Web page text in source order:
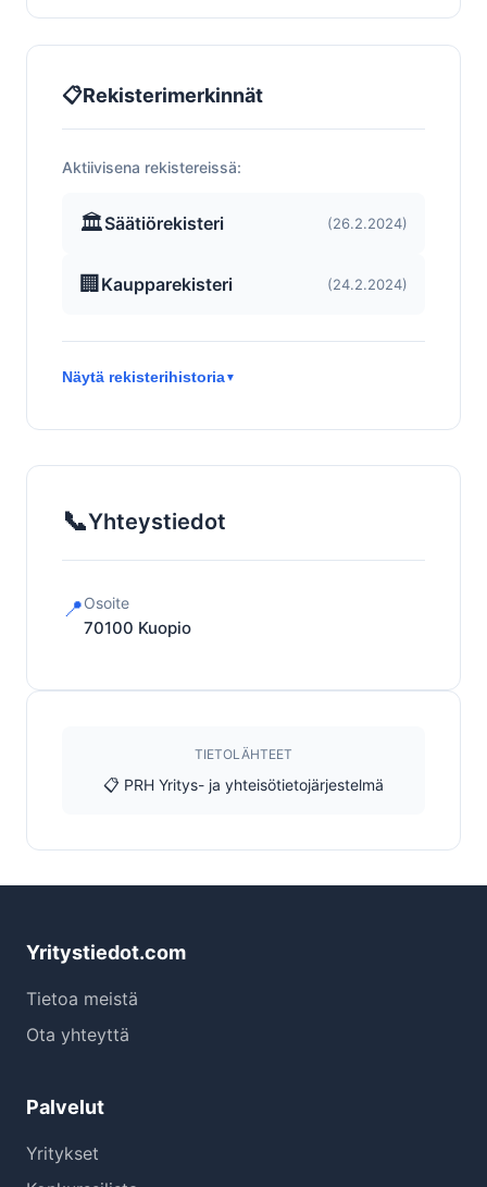
📋Rekisterimerkinnät
Aktiivisena rekistereissä:
🏛️Säätiörekisteri (26.2.2024)
🏢 Kaupparekisteri (24.2.2024)
Näytä rekisterihistoria▼
📞Yhteystiedot
📍Osoite
70100 Kuopio
TIETOLÄHTEET
📋 PRH Yritys- ja yhteisötietojärjestelmä
Yritystiedot.com
Tietoa meistä
Ota yhteyttä
Palvelut
Yritykset